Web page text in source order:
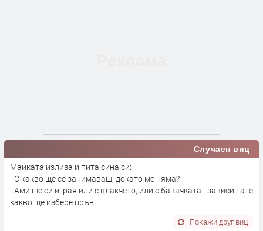
Случаен виц
Майката излиза и пита сина си:
- С какво ще се занимаваш, докато ме няма?
- Ами ще си играя или с влакчето, или с бавачката - зависи тате
какво ще избере пръв.
Покажи друг виц